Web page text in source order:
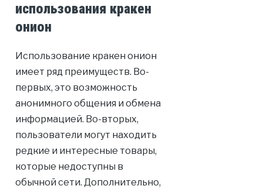
использования кракен
онион
Использование кракен онион
имеет ряд преимуществ. Во-
первых, это возможность
анонимного общения и обмена
информацией. Во-вторых,
пользователи могут находить
редкие и интересные товары,
которые недоступны в
обычной сети. Дополнительно,